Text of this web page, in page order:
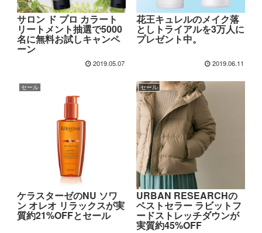
サロン ド プロ カラート
リートメント抽選で5000
名に無料お試しキャンペ
ーン
2019.05.07
花王キュレルのメイク落
としトライアルを3万人に
プレゼント中。
2019.06.11
セール
ケラスターゼのNU ソワ
ン オレオ リラックスが実
質約21%OFFとセール
セール
URBAN RESEARCHの
ベストセラー ラビットフ
ードストレッチダウンが
実質約45%OFF